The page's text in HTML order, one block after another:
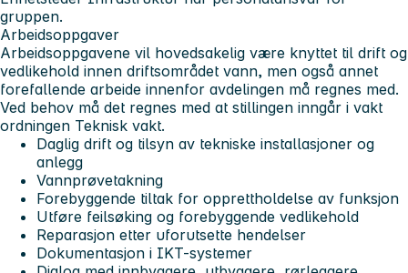
gruppen.
Arbeidsoppgaver
Arbeidsoppgavene vil hovedsakelig være knyttet til drift og
vedlikehold innen driftsområdet vann, men også annet
forefallende arbeide innenfor avdelingen må regnes med.
Ved behov må det regnes med at stillingen inngår i vakt
ordningen Teknisk vakt.
Daglig drift og tilsyn av tekniske installasjoner og
anlegg
Vannprøvetakning
Forebyggende tiltak for opprettholdelse av funksjon
Utføre feilsøking og forebyggende vedlikehold
Reparasjon etter uforutsette hendelser
Dokumentasjon i IKT-systemer